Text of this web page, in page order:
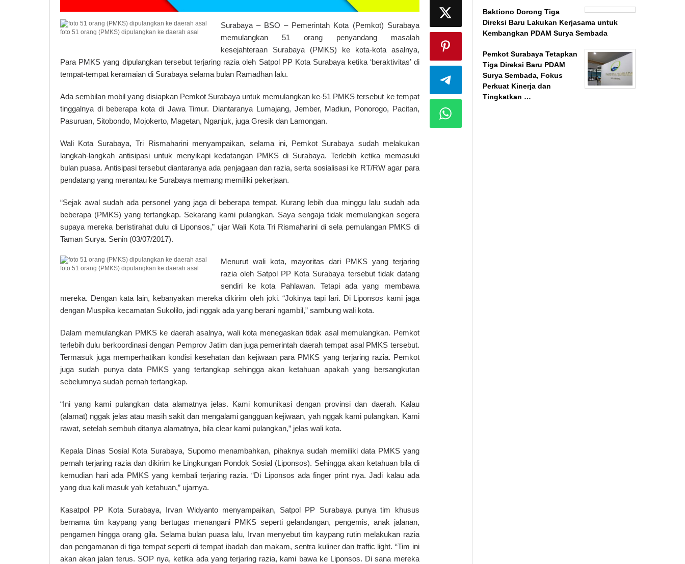
foto 51 orang (PMKS) dipulangkan ke daerah asal
Surabaya – BSO – Pemerintah Kota (Pemkot) Surabaya
memulangkan 51 orang penyandang masalah
kesejahteraan Surabaya (PMKS) ke kota-kota asalnya,
Para PMKS yang dipulangkan tersebut terjaring razia oleh Satpol PP Kota Surabaya ketika ‘beraktivitas’ di
tempat-tempat keramaian di Surabaya selama bulan Ramadhan lalu.
Ada sembilan mobil yang disiapkan Pemkot Surabaya untuk memulangkan ke-51 PMKS tersebut ke tempat
tinggalnya di beberapa kota di Jawa Timur. Diantaranya Lumajang, Jember, Madiun, Ponorogo, Pacitan,
Pasuruan, Sitobondo, Mojokerto, Magetan, Nganjuk, juga Gresik dan Lamongan.
Wali Kota Surabaya, Tri Rismaharini menyampaikan, selama ini, Pemkot Surabaya sudah melakukan
langkah-langkah antisipasi untuk menyikapi kedatangan PMKS di Surabaya. Terlebih ketika memasuki
bulan puasa. Antisipasi tersebut diantaranya ada penjagaan dan razia, serta sosialisasi ke RT/RW agar para
pendatang yang merantau ke Surabaya memang memiliki pekerjaan.
“Sejak awal sudah ada personel yang jaga di beberapa tempat. Kurang lebih dua minggu lalu sudah ada
beberapa (PMKS) yang tertangkap. Sekarang kami pulangkan. Saya sengaja tidak memulangkan segera
supaya mereka beristirahat dulu di Liponsos,” ujar Wali Kota Tri Rismaharini di sela pemulangan PMKS di
Taman Surya. Senin (03/07/2017).
foto 51 orang (PMKS) dipulangkan ke daerah asal
Menurut wali kota, mayoritas dari PMKS yang terjaring
razia oleh Satpol PP Kota Surabaya tersebut tidak datang
sendiri ke kota Pahlawan. Tetapi ada yang membawa
mereka. Dengan kata lain, kebanyakan mereka dikirim oleh joki. “Jokinya tapi lari. Di Liponsos kami jaga
dengan Muspika kecamatan Sukolilo, jadi nggak ada yang berani ngambil,” sambung wali kota.
Dalam memulangkan PMKS ke daerah asalnya, wali kota menegaskan tidak asal memulangkan. Pemkot
terlebih dulu berkoordinasi dengan Pemprov Jatim dan juga pemerintah daerah tempat asal PMKS tersebut.
Termasuk juga memperhatikan kondisi kesehatan dan kejiwaan para PMKS yang terjaring razia. Pemkot
juga sudah punya data PMKS yang tertangkap sehingga akan ketahuan apakah yang bersangkutan
sebelumnya sudah pernah tertangkap.
“Ini yang kami pulangkan data alamatnya jelas. Kami komunikasi dengan provinsi dan daerah. Kalau
(alamat) nggak jelas atau masih sakit dan mengalami gangguan kejiwaan, yah nggak kami pulangkan. Kami
rawat, setelah sembuh ditanya alamatnya, bila clear kami pulangkan,” jelas wali kota.
Kepala Dinas Sosial Kota Surabaya, Supomo menambahkan, pihaknya sudah memiliki data PMKS yang
pernah terjaring razia dan dikirim ke Lingkungan Pondok Sosial (Liponsos). Sehingga akan ketahuan bila di
kemudian hari ada PMKS yang kembali terjaring razia. “Di Liponsos ada finger print nya. Jadi kalau ada
yang dua kali masuk yah ketahuan,” ujarnya.
Kasatpol PP Kota Surabaya, Irvan Widyanto menyampaikan, Satpol PP Surabaya punya tim khusus
bernama tim kaypang yang bertugas menangani PMKS seperti gelandangan, pengemis, anak jalanan,
pengamen hingga orang gila. Selama bulan puasa lalu, Irvan menyebut tim kaypang rutin melakukan razia
dan pengamanan di tiga tempat seperti di tempat ibadah dan makam, sentra kuliner dan traffic light. “Tim ini
akan akan jalan terus. SOP nya, ketika ada yang terjaring razia, kami bawa ke Liponsos. Di sana mereka
Baktiono Dorong Tiga
Direksi Baru Lakukan Kerjasama untuk
Kembangkan PDAM Surya Sembada
Pemkot Surabaya Tetapkan
Tiga Direksi Baru PDAM
Surya Sembada, Fokus
Perkuat Kinerja dan
Tingkatkan …